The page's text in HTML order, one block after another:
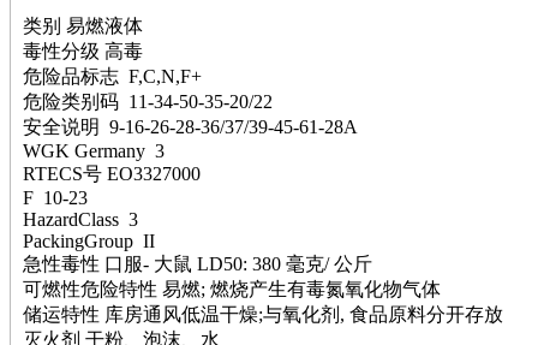
铅
嗪
醛
炔
噻吩
筛
砷
石
试纸
锶
松
素
酸
类别 易燃液体
毒性分级 高毒
危险品标志 F,C,N,F+
危险类别码 11-34-50-35-20/22
安全说明 9-16-26-28-36/37/39-45-61-28A
WGK Germany 3
RTECS号 EO3327000
F 10-23
HazardClass 3
PackingGroup II
急性毒性 口服- 大鼠 LD50: 380 毫克/ 公斤
可燃性危险特性 易燃; 燃烧产生有毒氮氧化物气体
储运特性 库房通风低温干燥;与氧化剂, 食品原料分开存放
灭火剂 干粉、泡沫、水